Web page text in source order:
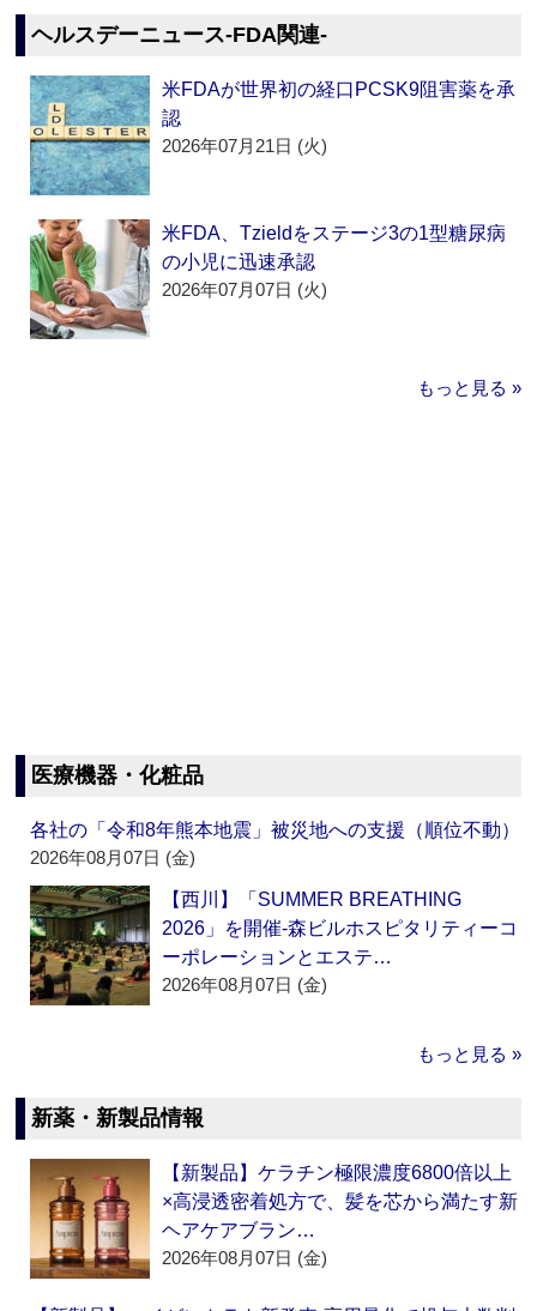
ヘルスデーニュース‐FDA関連‐
米FDAが世界初の経口PCSK9阻害薬を承
認
2026年07月21日 (火)
米FDA、Tzieldをステージ3の1型糖尿病
の小児に迅速承認
2026年07月07日 (火)
もっと見る »
医療機器・化粧品
各社の「令和8年熊本地震」被災地への支援（順位不動）
2026年08月07日 (金)
【西川】「SUMMER BREATHING
2026」を開催‐森ビルホスピタリティーコ
ーポレーションとエステ…
2026年08月07日 (金)
もっと見る »
新薬・新製品情報
【新製品】ケラチン極限濃度6800倍以上
×高浸透密着処方で、髪を芯から満たす新
ヘアケアブラン…
2026年08月07日 (金)